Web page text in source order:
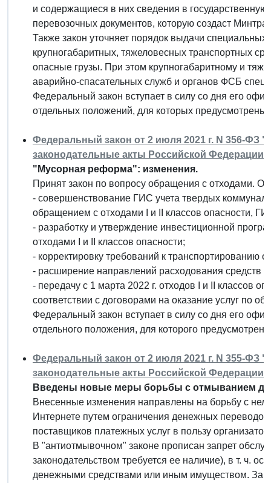
и содержащиеся в них сведения в
перевозочных документов, которую создаст
Также закон уточняет порядок выдачи
крупногабаритных, тяжеловесных транспортных
опасные грузы. При этом крупногабаритному и
аварийно-спасательных служб и органов ФСБ
Федеральный закон вступает в силу со дня его
отдельных положений, для которых
Федеральный закон от 2 июля 2021 г. N 356-ФЗ
законодательные акты Российской Федерации"
"Мусорная реформа": изменения.
Принят закон по вопросу обращения с отходами.
- совершенствование ГИС учета твердых
обращением с отходами I и II классов опасности,
- разработку и утверждение инвестиционной
отходами I и II классов опасности;
- корректировку требований к транспортированию
- расширение направлений расходования средств
- передачу с 1 марта 2022 г. отходов I и II классов
соответствии с договорами на оказание услуг по
Федеральный закон вступает в силу со дня его
отдельного положения, для которого предусмотрен
Федеральный закон от 2 июля 2021 г. N 355-ФЗ
законодательные акты Российской Федерации"
Введены новые меры борьбы с отмыванием
Внесенные изменения направлены на борьбу с
Интернете путем ограничения денежных
поставщиков платежных услуг в пользу
В "антиотмывочном" законе прописан запрет
законодательством требуется ее наличие), в т. ч.
денежными средствами или иным имуществом.